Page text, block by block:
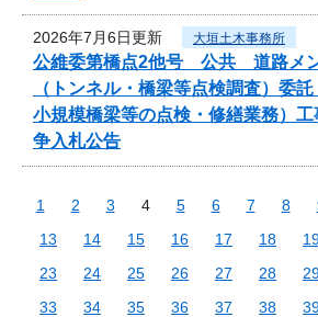
2026年7月6日更新 大垣土木事務所
公維委第橋点2他号 公共 道路メ
（トンネル・橋梁等点検調査）委
小規模橋梁等の点検・修繕業務）
争入札公告
1 2 3 4 5 6 7 8
13
14 15 16 17 18
23
24 25 26 27 28
33
34 35 36 37 38